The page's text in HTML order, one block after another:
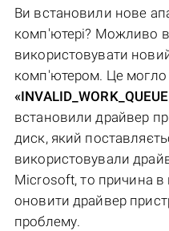
Ви встановили нове
комп'ютері? Можливо
використовувати
комп'ютером. Це
встановили драйвер
диск, який
використовували
Microsoft, то причина
оновити драйвер
проблему.